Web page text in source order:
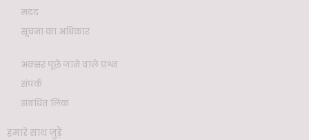
मदद
सूचना का अधिकार
अक्सर पूछे जाने वाले प्रश्न
संपर्क
संबंधित लिंक
हमारे साथ जुड़ें